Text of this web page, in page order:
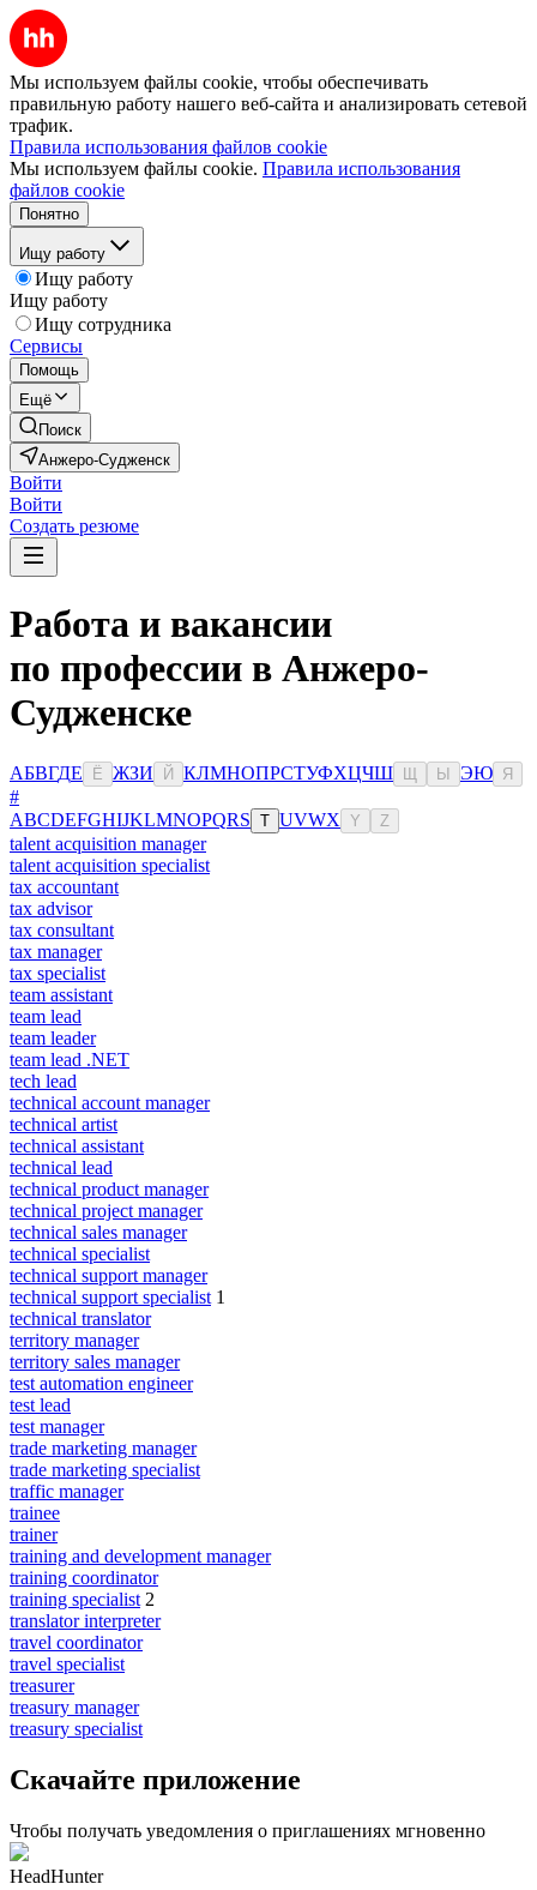
Мы используем файлы cookie, чтобы обеспечивать
правильную работу нашего веб-сайта и анализировать сетевой
трафик.
Правила использования файлов cookie
Мы используем файлы cookie. Правила использования
файлов cookie
Понятно
Ищу работу
Ищу работу
Ищу работу
Ищу сотрудника
Сервисы
Помощь
Ещё
Поиск
Анжеро-Судженск
Войти
Войти
Создать резюме
Работа и вакансии
по профессии в Анжеро-
Судженске
АБВГДЕ Ё ЖЗИ Й КЛМНОПРСТУФХЦЧШ Ы ЭЮ Я
#
ABCDEFGHIJKLMNOPQRS T UVWX Y Z
talent acquisition manager
talent acquisition specialist
tax accountant
tax advisor
tax consultant
tax manager
tax specialist
team assistant
team lead
team leader
team lead .NET
tech lead
technical account manager
technical artist
technical assistant
technical lead
technical product manager
technical project manager
technical sales manager
technical specialist
technical support manager
technical support specialist 1
technical translator
territory manager
territory sales manager
test automation engineer
test lead
test manager
trade marketing manager
trade marketing specialist
traffic manager
trainee
trainer
training and development manager
training coordinator
training specialist 2
translator interpreter
travel coordinator
travel specialist
treasurer
treasury manager
treasury specialist
Скачайте приложение
Чтобы получать уведомления о приглашениях мгновенно
HeadHunter